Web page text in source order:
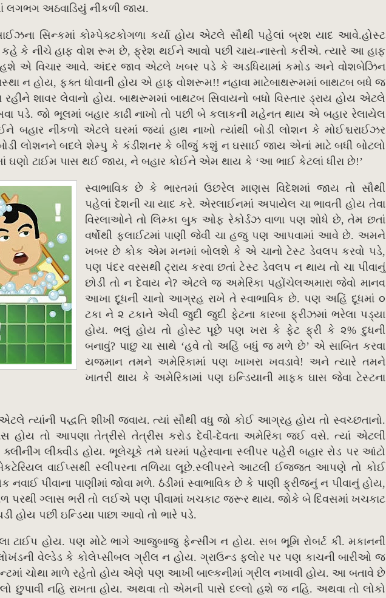
લગભગ અઠવાડિયું નીકળી જાય.
સિન્કમાં કોમ્પેક્ટકોગળા કર્યા હોય એટલે સૌથી પહેલાં બ્રશ યાદ આવે.હોસ્ટ
કે નીચે હાફ વોશ રૂમ છે, ફ્રેશ થઈને આવો પછી ચાય-નાસ્તો કરીએ. ત્યારે આ હાફ
એ વિચાર આવે. અંદર જાવ એટલે ખબર પડે કે અડધિયામાં કમોડ અને વોશબેઝિન
ન હોય, ફક્ત ધોવાની હોય એ હાફ વોશરૂમ!! નહાવા માટેબાથરૂમમાં બાથટબ બધે જ
શાવર લેવાનો હોય. બાથરૂમમાં બાથટબ સિવાયનો બધો વિસ્તાર ડ્રાય હોય એટલે
પડે. જો ભૂલમાં બહાર કાઢી નાખો તો પછી બે કલાકની મહેનત થાય એ બહાર રેલાયેલ
બહાર નીકળો એટલે ઘરમાં જ્યાં હાથ નાખો ત્યાંથી બોડી લોશન કે મોઈશ્ચરાઈઝર
લોશનને બદલે શેમ્પુ કે કંડીશનર કે બીજું કશું ન ઘસાઈ જાય એનાં માટે બધી બોટલો
ઘણો ટાઈમ પાસ થઈ જાય, ને બહાર કોઈને એમ થાય કે ‘આ ભાઈ કેટલાં ધીરા છે!’
સ્વાભાવિક છે કે ભારતમાં ઉછરેલ માણસ વિદેશમાં જાય તો સૌથી
પહેલાં દેશની ચા યાદ કરે. એરલાઈનમાં અપાયેલ ચા ભાવતી હોય તેવા
વિરલાઓને તો લિમ્કા બુક ઓફ રેકોર્ડઝ વાળા પણ શોધે છે, તેમ છતાં
વર્ષોથી ફ્લાઈટમાં પાણી જેવી ચા હજુ પણ આપવામાં આવે છે. અમને
ખબર છે કોક એમ મનમાં બોલશે કે એ ચાનો ટેસ્ટ ડેવલપ કરવો પડે,
પણ પંદર વરસથી ટ્રાય કરવા છતાં ટેસ્ટ ડેવલપ ન થાય તો ચા પીવાનું
છોડી તો ન દેવાય ને? એટલે જ અમેરિકા પહોંચેલઅમારા જેવો માનવ
આખા દૂધની ચાનો આગ્રહ રાખે તે સ્વાભાવિક છે. પણ અહિં દૂધમાં ૦
ટકા ને ૨ ટકાને એવી જુદી જુદી ફેટના કારબા ફ્રીઝમાં ભરેલા પડ્યા
હોય. ભલું હોય તો હોસ્ટ પૂછે પણ ખરા કે ફેટ ફ્રી કે ૨% દુધની
બનાવું? પાછુ ચા સાથે ‘હવે તો અહિં બધું જ મળે છે’ એ સાબિત કરવા
યજમાન તમને અમેરિકામાં પણ ખાખરા ખવડાવે! અને ત્યારે તમને
ખાતરી થાય કે અમેરિકામાં પણ ઇન્ડિયાની માફક ઘાસ જેવા ટેસ્ટના
ત્યાંની પદ્ધતિ શીખી જવાય. ત્યાં સૌથી વધુ જો કોઈ આગ્રહ હોય તો સ્વચ્છતાનો.
હોય તો આપણા તેત્રીસે તેત્રીસ કરોડ દેવી-દેવતા અમેરિકા જઈ વસે. ત્યાં એટલી
લીક્વીડ હોય. ભૂલેચૂકે તમે ઘરમાં પહેરવાના સ્લીપર પહેરી બહાર રોડ પર આંટો
વાઈપ્સથી સ્લીપરના તળિયા લૂછે.સ્લીપરને આટલી ઈજ્જત આપણે તો કોઈ
પીવાના પાણીમાં જોવા મળે. ઠંડીમાં સ્વાભાવિક છે કે પાણી ફ્રીજનું ન પીવાનું હોય,
પરથી ગ્લાસ ભરી તો લઈએ પણ પીવામાં ખચકાટ જરૂર થાય. જોકે બે દિવસમાં ખચકાટ
હોય પછી ઇન્ડિયા પાછા આવો તો ભારે પડે.
ટાઈપ હોય. પણ મોટે ભાગે આજુબાજુ ફેન્સીંગ ન હોય. સબ ભૂમિ રોબર્ટ કી. મકાનની
વેલ્ડેડ કે કોલેપ્સીબલ ગ્રીલ ન હોય. ગ્રાઉન્ડ ફ્લોર પર પણ કાચની બારીઓ જ
ચોથા માળે રહેતો હોય એણે પણ આખી બાલ્કનીમાં ગ્રીલ નખાવી હોય. આ બતાવે છે
છુપાવી નહિ રાખતા હોય. અથવા તો એમની પાસે દલ્લો હશે જ નહિ. અથવા તો લોકો